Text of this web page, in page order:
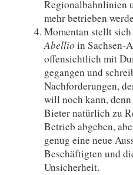
Regionalbahnlinien
mehr betrieben
Momentan stellt
Abellio in Sachsen-
offensichtlich mit
gegangen und
Nachforderungen,
will noch kann,
Bieter natürlich zu
Betrieb abgeben,
genug eine neue
Beschäftigten und
Unsicherheit.